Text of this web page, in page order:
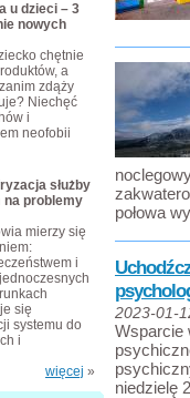
połowa
2023-01-
Wsparcie
niedzielę
u dzieci – 3
nowych
chętnie
a
zdąży
Niechęć
i
neofobii
służby
na problemy
mierzy się
i
się
systemu do
i
więcej »